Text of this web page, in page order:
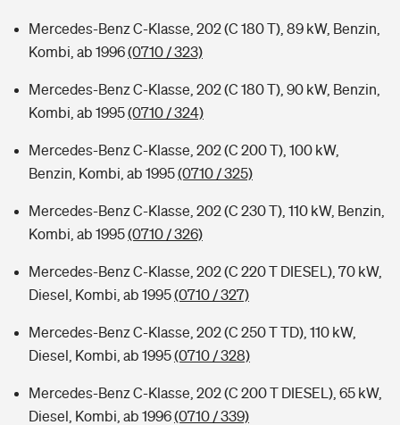
Mercedes-Benz C-Klasse, 202 (C 180 T), 89 kW, Benzin,
Kombi, ab 1996(0710 / 323)
Mercedes-Benz C-Klasse, 202 (C 180 T), 90 kW, Benzin,
Kombi, ab 1995(0710 / 324)
Mercedes-Benz C-Klasse, 202 (C 200 T), 100 kW,
Benzin, Kombi, ab 1995(0710 / 325)
Mercedes-Benz C-Klasse, 202 (C 230 T), 110 kW, Benzin,
Kombi, ab 1995(0710 / 326)
Mercedes-Benz C-Klasse, 202 (C 220 T DIESEL), 70 kW,
Diesel, Kombi, ab 1995(0710 / 327)
Mercedes-Benz C-Klasse, 202 (C 250 T TD), 110 kW,
Diesel, Kombi, ab 1995(0710 / 328)
Mercedes-Benz C-Klasse, 202 (C 200 T DIESEL), 65 kW,
Diesel, Kombi, ab 1996(0710 / 339)